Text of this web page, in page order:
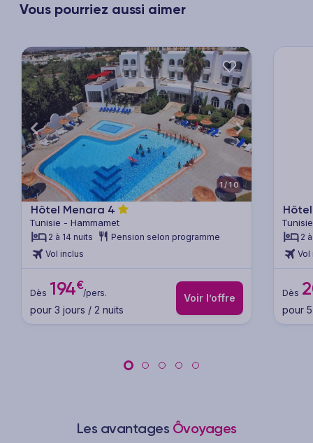
Vous pourriez aussi aimer
Previous Next
1/10
Hôtel Menara 4
Tunisie - Hammamet
2 à 14 nuits
Pension selon programme
Vol inclus
Dès 194€
/pers.
pour 3 jours / 2 nuits
Voir l’offre
2
Vol
Dès
pour
Les avantages Ôvoyages